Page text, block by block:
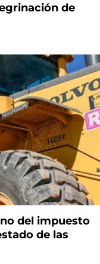
de
del impuesto
de las